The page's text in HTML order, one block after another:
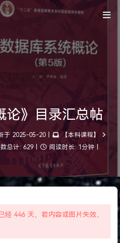
论》目录汇总帖
于 2025-05-20
【本科课程】
总计: 629 阅读时长: 1分钟
经 446 天，若内容或图片失效，